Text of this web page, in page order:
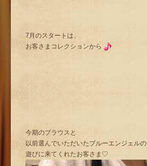
7月のスタートは、
お客さまコレクションから
今期のブラウスと
以前選んでいただいたブルーエンジェル
遊びに来てくれたお客さま♡